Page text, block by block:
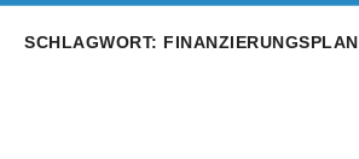
SCHLAGWORT: FINANZIERUNGSPLAN